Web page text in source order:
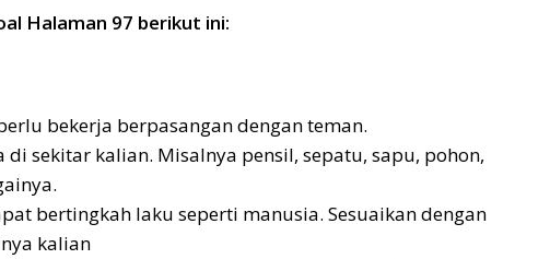
Halaman 97 berikut ini:
bekerja berpasangan dengan teman.
di sekitar kalian. Misalnya pensil, sepatu, sapu, pohon,
bertingkah laku seperti manusia. Sesuaikan dengan
kalian